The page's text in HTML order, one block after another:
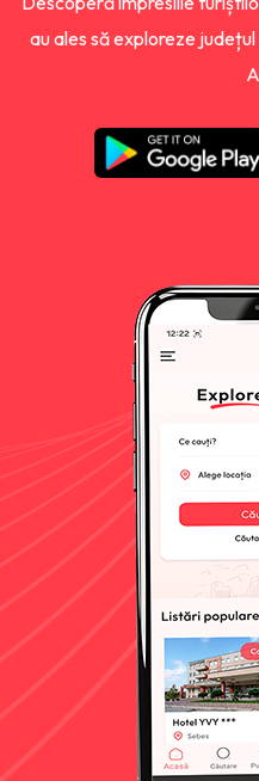
au ales să exploreze